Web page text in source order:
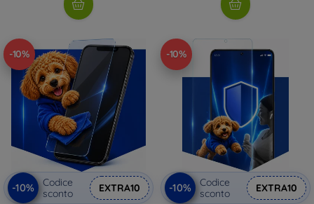
-10%
-10%
Codice
sconto
EXTRA10
-10%
-10%
Codice
sconto
EXTRA10